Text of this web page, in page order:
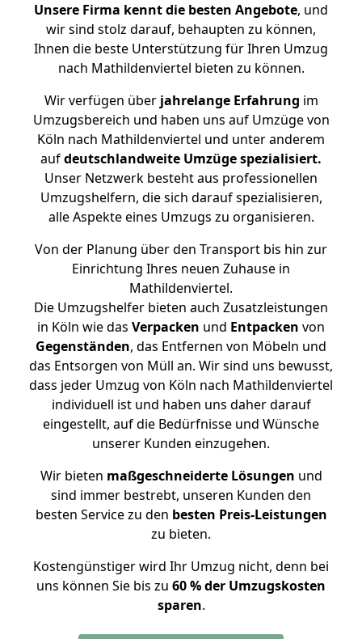
Unsere Firma kennt die besten Angebote, und
wir sind stolz darauf, behaupten zu können,
Ihnen die beste Unterstützung für Ihren Umzug
nach Mathildenviertel bieten zu können.
Wir verfügen überjahrelange Erfahrung im
Umzugsbereich und haben uns auf Umzüge von
Köln nach Mathildenviertel und unter anderem
aufdeutschlandweite Umzüge spezialisiert.
Unser Netzwerk besteht aus professionellen
Umzugshelfern, die sich darauf spezialisieren,
alle Aspekte eines Umzugs zu organisieren.
Von der Planung über den Transport bis hin zur
Einrichtung Ihres neuen Zuhause in
Mathildenviertel.
Die Umzugshelfer bieten auch Zusatzleistungen
in Köln wie das Verpacken und Entpacken von
Gegenständen, das Entfernen von Möbeln und
das Entsorgen von Müll an. Wir sind uns bewusst,
dass jeder Umzug von Köln nach Mathildenviertel
individuell ist und haben uns daher darauf
eingestellt, auf die Bedürfnisse und Wünsche
unserer Kunden einzugehen.
Wir bieten maßgeschneiderte Lösungen und
sind immer bestrebt, unseren Kunden den
besten Service zu den besten Preis-Leistungen
zu bieten.
Kostengünstiger wird Ihr Umzug nicht, denn bei
uns können Sie bis zu 60 % der Umzugskosten
sparen.